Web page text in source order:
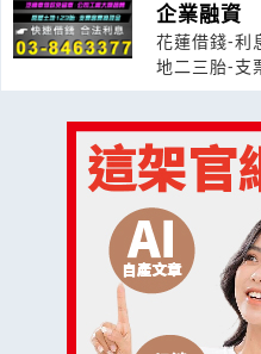
企業融資
花蓮借錢-利
地二三胎-支